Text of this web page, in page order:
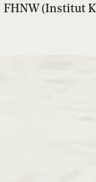
FHNW (Institut